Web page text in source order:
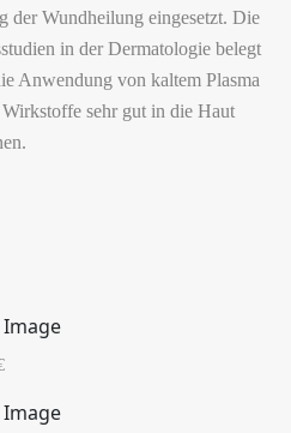
der Wundheilung eingesetzt. Die
in der Dermatologie belegt
Anwendung von kaltem Plasma
sehr gut in die Haut